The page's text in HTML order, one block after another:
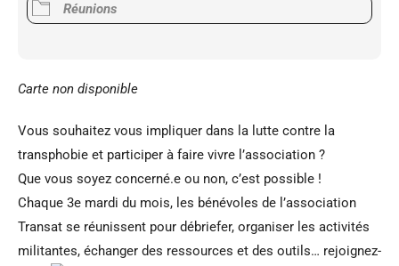
Réunions
Carte non disponible
Vous souhaitez vous impliquer dans la lutte contre la
transphobie et participer à faire vivre l’association ?
Que vous soyez concerné.e ou non, c’est possible !
Chaque 3e mardi du mois, les bénévoles de l’association
Transat se réunissent pour débriefer, organiser les activités
militantes, échanger des ressources et des outils… rejoignez-